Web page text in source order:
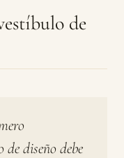
de
de diseño debe